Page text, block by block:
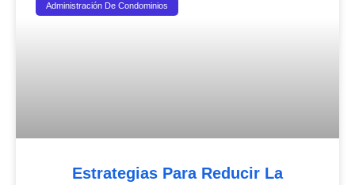
Administración De Condominios
Estrategias Para Reducir La